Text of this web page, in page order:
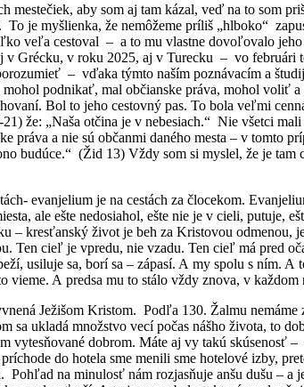
aby som aj tam kázal, veď na to som
je myšlienka, že nemôžeme príliš „hlboko“
veľa cestoval – a to mu vlastne dovoľovalo
Grécku, v roku 2025, aj v Turecku – vo februári
– vďaka týmto naším poznávacím a
podnikať, mal občianske práva, mohol voliť a
Bol to jeho cestovný pas. To bola veľmi
že: „Naša otčina je v nebesiach.“ Nie všetci
a nie sú občanmi daného mesta – v tomto
budúce.“ (Žid 13) Vždy som si myslel, že je tam
je na cestách za člocekom.
ale ešte nedosiahol, ešte nie je v cieli, putuje,
– kresťanský život je beh za Kristovou odmenou,
cieľ je vpredu, nie vzadu. Ten cieľ má pred
usiluje sa, borí sa – zápasí. A my spolu s ním.
A predsa mu to stálo vždy znova, v
Ježišom Kristom. Podľa 130. Žalmu
ukladá množstvo vecí počas nášho života, to
dobrom. Máte aj vy takú skúsenosť
do hotela sme menili sme hotelové izby,
na minulosť nám rozjasňuje anšu dušu –